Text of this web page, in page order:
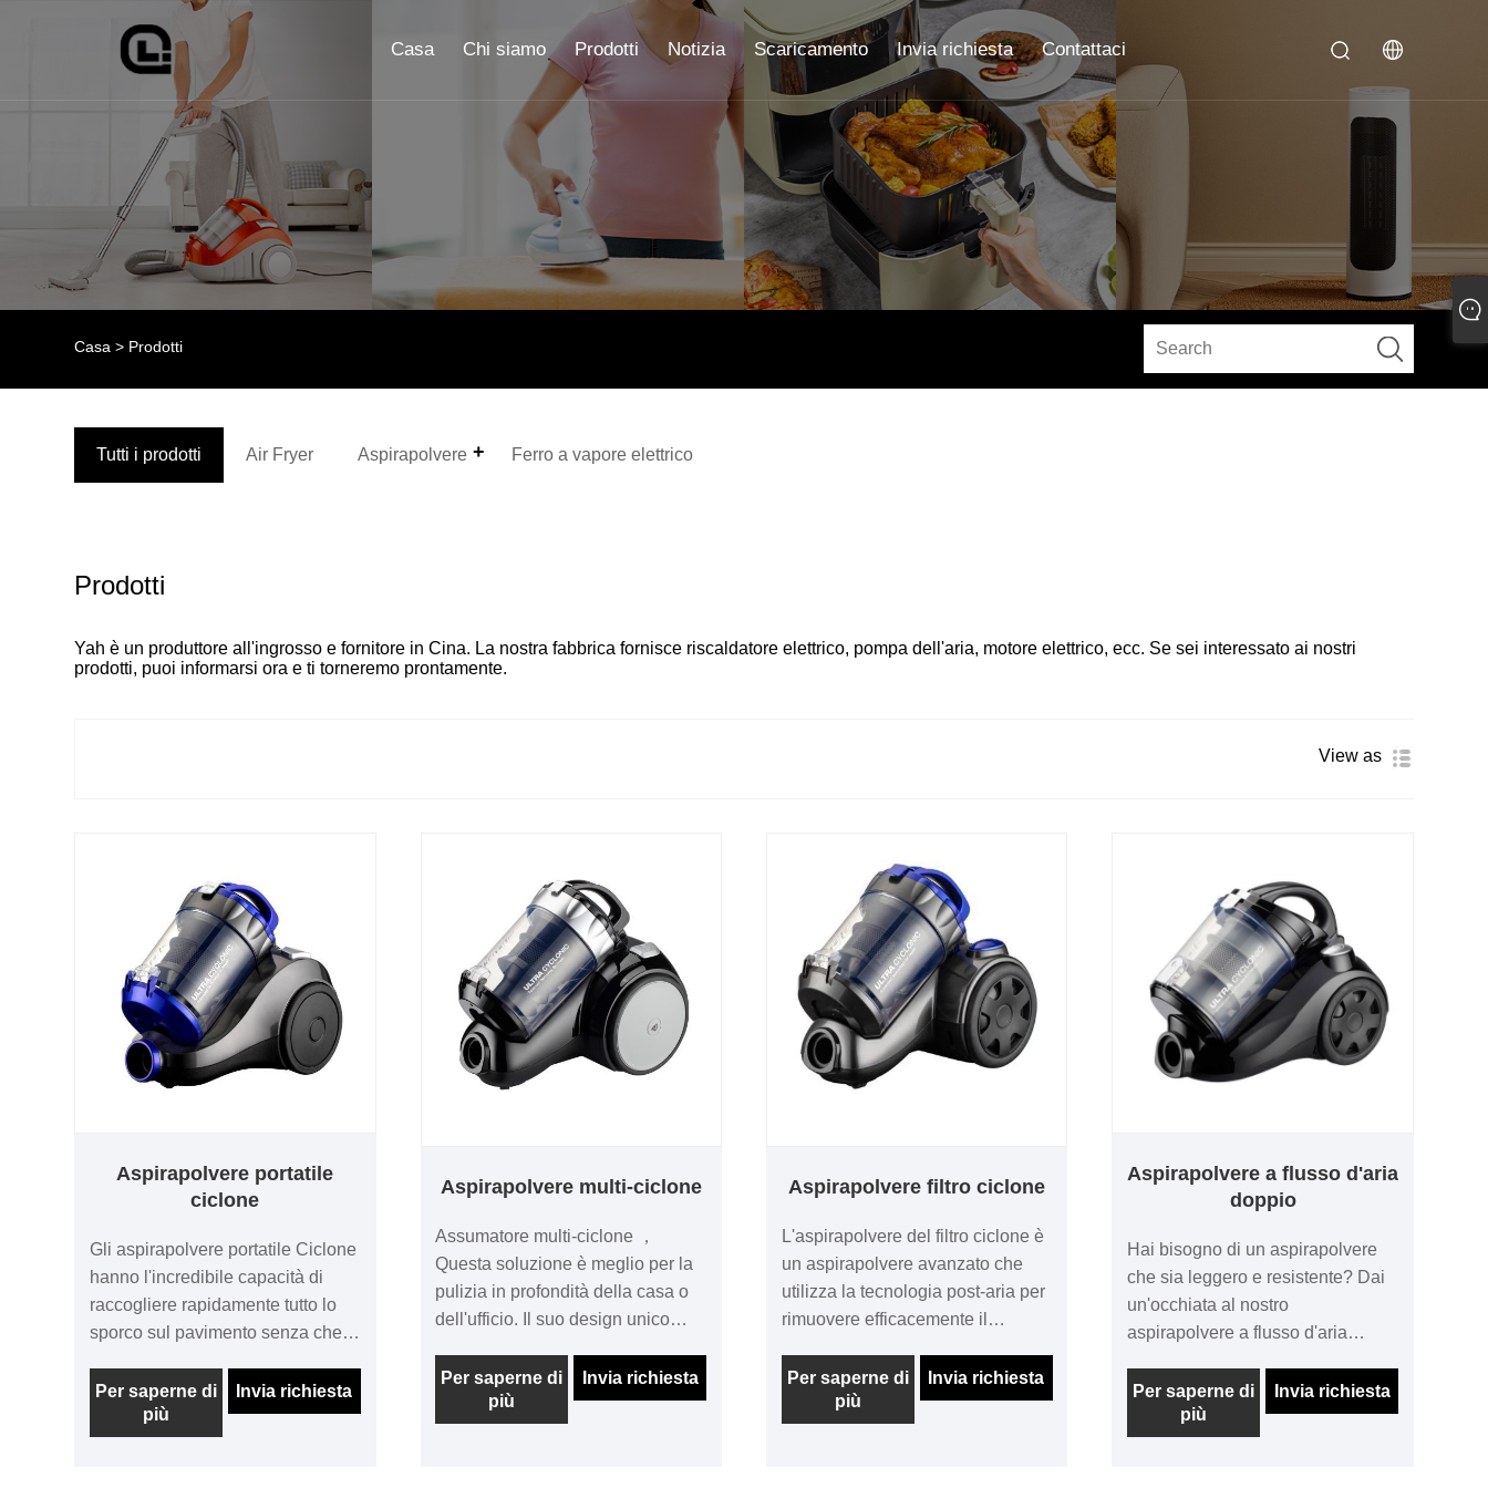
Casa Chi siamo Prodotti Notizia Scaricamento Invia richiesta Contattaci
Casa > Prodotti
Tutti i prodotti Air Fryer Aspirapolvere Ferro a vapore elettrico
Prodotti
Yah è un produttore all'ingrosso e fornitore in Cina. La nostra fabbrica fornisce riscaldatore elettrico, pompa dell'aria, motore elettrico, ecc. Se sei interessato ai nostri
prodotti, puoi informarsi ora e ti torneremo prontamente.
View as
Aspirapolvere portatile
ciclone
Gli aspirapolvere portatile Ciclone
hanno l'incredibile capacità di
raccogliere rapidamente tutto lo
sporco sul pavimento senza che
Sebbene chiuso, è facile da pulire.
Uno dei lavori di pulizia più
difficile è la rimozione del grasso
Per saperne di
più
Invia richiesta
Aspirapolvere multi-ciclone
Assumatore multi-ciclone ，
Questa soluzione è meglio per la
pulizia in profondità della casa o
dell'ufficio. Il suo design unico
di sporcizia e polvere dall'aria,
estendendo la vita del filtro.
Inoltre, la grande batteria offre
Per saperne di
più
Invia richiesta
Aspirapolvere filtro ciclone
L'aspirapolvere del filtro ciclone è
un aspirapolvere avanzato che
utilizza la tecnologia post-aria per
rimuovere efficacemente il
più grandi sotto l'aria fresca.
Rispetto ai depuratori d'aria
convenzionali, questo modello ha
Per saperne di
più
Invia richiesta
Aspirapolvere a flusso d'aria
doppio
Hai bisogno di un aspirapolvere
che sia leggero e resistente? Dai
un'occhiata al nostro
aspirapolvere a flusso d'aria
d'aria a doppio ciclonico, fornisce
un'eccezionale potenza di
aspirazione estendendo la vita del
Per saperne di
più
Invia richiesta